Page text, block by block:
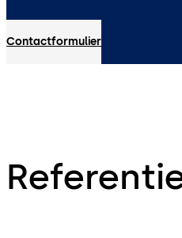
Contactformulier